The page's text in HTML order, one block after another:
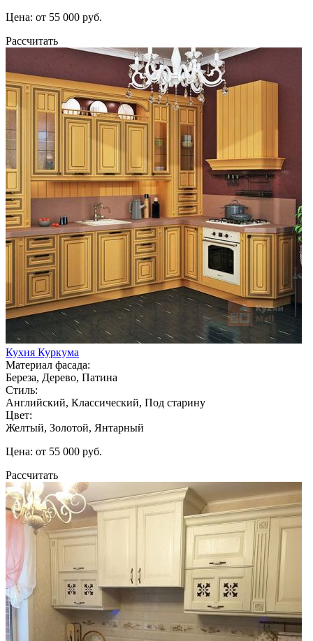
Цена: от 55 000 руб.
Рассчитать
Кухня Куркума
Материал фасада:
Береза, Дерево, Патина
Стиль:
Английский, Классический, Под старину
Цвет:
Желтый, Золотой, Янтарный
Цена: от 55 000 руб.
Рассчитать